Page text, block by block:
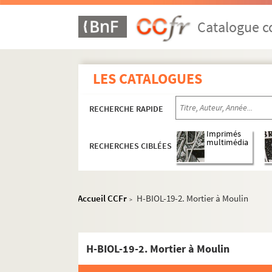
Catalogue
LES CATALOGUES
RECHERCHE RAPIDE
RECHERCHES CIBLÉES
Imprimés
multimédia
Accueil CCFr > H-BIOL-19-2. Mortier à Moulin
H-BIOL-19-2. Mortier à Moulin
H-BIOL. Biographies de personnages lillois
H-BIOL-1. Acheray à Benvignat
H-BIOL-3. Boucq à Cardon
H-BIOL-4. Carlez à Colpaert